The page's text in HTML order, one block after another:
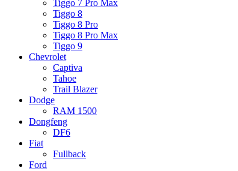
Tiggo 7 Pro Max
Tiggo 8
Tiggo 8 Pro
Tiggo 8 Pro Max
Tiggo 9
Chevrolet
Captiva
Tahoe
Trail Blazer
Dodge
RAM 1500
Dongfeng
DF6
Fiat
Fullback
Ford